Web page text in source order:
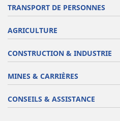
TRANSPORT DE PERSONNES
AGRICULTURE
CONSTRUCTION & INDUSTRIE
MINES & CARRIÈRES
CONSEILS & ASSISTANCE